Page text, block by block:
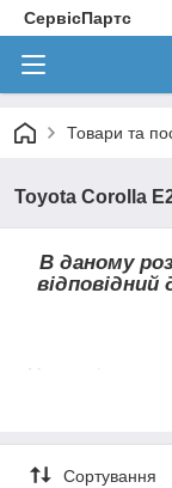
СервісПартс
Товари та
Toyota Corolla
В даному
Ми готові
а також ТСУ
Всі
Сортування